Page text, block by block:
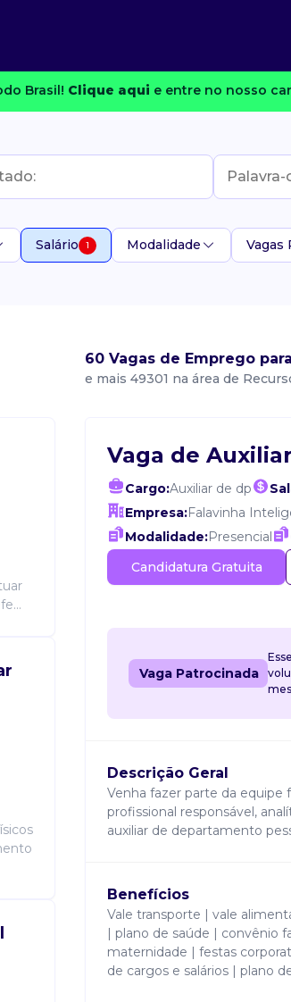
Brasil! Clique aqui e entre no nosso
Salário 1 Modalidade Vagas
60 Vagas de Emprego
e mais 49301 na área de
Vaga de
Cargo:Auxiliar de dp
Empresa:Falavinha
Modalidade:Presencial
Candidatura Gratuita
Vaga Patrocinada
Descrição Geral
Venha fazer parte da equipe
profissional responsável,
auxiliar de departamento
Benefícios
Vale transporte | vale
| plano de saúde | convênio
maternidade | festas
de cargos e salários | plano